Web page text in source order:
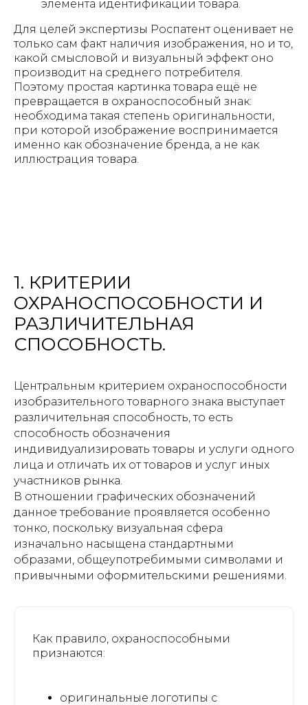
элемента идентификации товара.
Для целей экспертизы Роспатент оценивает не
только сам факт наличия изображения, но и то,
какой смысловой и визуальный эффект оно
производит на среднего потребителя.
Поэтому простая картинка товара ещё не
превращается в охраноспособный знак:
необходима такая степень оригинальности,
при которой изображение воспринимается
именно как обозначение бренда, а не как
иллюстрация товара.
1. КРИТЕРИИ
ОХРАНОСПОСОБНОСТИ И
РАЗЛИЧИТЕЛЬНАЯ
СПОСОБНОСТЬ.
Центральным критерием охраноспособности
изобразительного товарного знака выступает
различительная способность, то есть
способность обозначения
индивидуализировать товары и услуги одного
лица и отличать их от товаров и услуг иных
участников рынка.
В отношении графических обозначений
данное требование проявляется особенно
тонко, поскольку визуальная сфера
изначально насыщена стандартными
образами, общеупотребимыми символами и
привычными оформительскими решениями.
Как правило, охраноспособными
признаются:
оригинальные логотипы с